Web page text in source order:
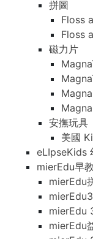
拼圖
Floss
Floss
磁力片
安撫玩具
美國
eLIpseKids
mierEdu早
mierEdu
mierEdu
mierEdu